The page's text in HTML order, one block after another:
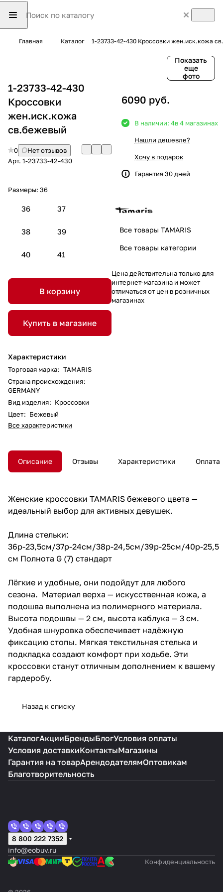
Главная Каталог 1-23733-42-430 Кроссовки жен.иск.кожа
Показать
еще
фото
1-23733-42-430
Кроссовки
жен.иск.кожа
св.бежевый
0
Нет отзывов
Арт. 1-23733-42-430
Размеры: 36
36 37
38 39
40 41
В корзину
Купить в магазине
Характеристики
Торговая марка: TAMARIS
Страна происхождения:
GERMANY
Вид изделия: Кроссовки
Цвет: Бежевый
Все характеристики
6090 руб.
В наличии: 4в 4 магазинах
Нашли дешевле?
Хочу в подарок
Гарантия 30 дней
Все товары TAMARIS
Все товары категории
Цена действительна только для
интернет-магазина и может
отличаться от цен в розничных
магазинах
Описание Отзывы Характеристики Оплата
Женские кроссовки TAMARIS бежевого цвета —
идеальный выбор для активных девушек.
Длина стельки:
36р-23,5см/37р-24см/38р-24,5см/39р-25см/40р-25,5
см Полнота G (7) стандарт
Лёгкие и удобные, они подойдут для любого
сезона. Материал верха — искусственная кожа, а
подошва выполнена из полимерного материала.
Высота подошвы — 2 см, высота каблука — 3 см.
Удобная шнуровка обеспечивает надёжную
фиксацию стопы. Мягкая текстильная стелька и
подкладка создают комфорт при ходьбе. Эти
кроссовки станут отличным дополнением к вашему
гардеробу.
Назад к списку
КаталогАкцииБрендыБлогУсловия оплаты
Условия доставкиКонтактыМагазины
Гарантия на товарАрендодателямОптовикам
Благотворительность
8 800 222 7352
info@eobuv.ru
Конфиденциальность